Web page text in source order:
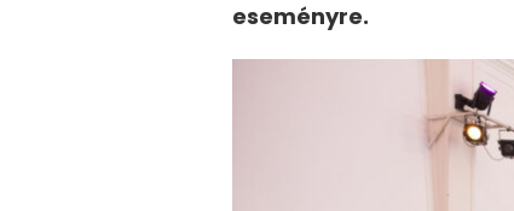
eseményre.